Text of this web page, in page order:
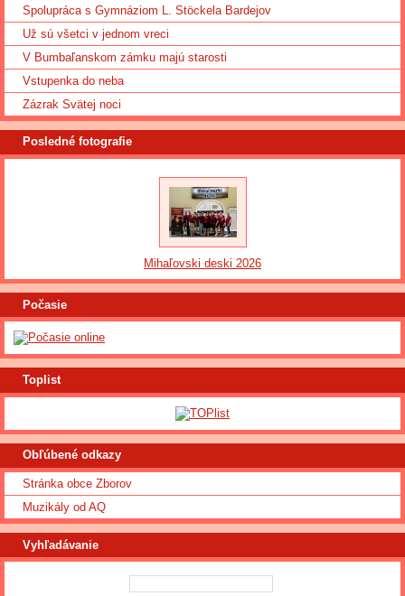
Spolupráca s Gymnáziom L. Stöckela Bardejov
Už sú všetci v jednom vreci
V Bumbaľanskom zámku majú starosti
Vstupenka do neba
Zázrak Svätej noci
Posledné fotografie
Mihaľovski deski 2026
Počasie
Toplist
Obľúbené odkazy
Stránka obce Zborov
Muzikály od AQ
Vyhľadávanie